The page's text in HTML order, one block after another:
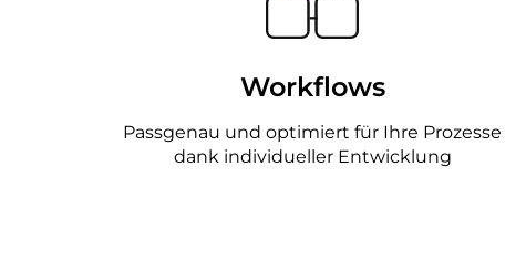
Workflows
Passgenau und optimiert für Ihre Prozesse
dank individueller Entwicklung